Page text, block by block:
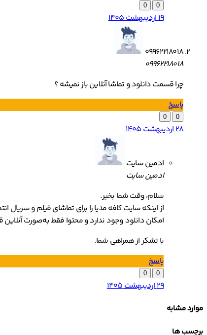
0
0
19 اردیبهشت 1405
09962218018
09962218018
چرا قسمت دانلود و تماشا آنلاین باز نمیشه ؟
پاسخ
0
0
28 اردیبهشت 1405
ادمین سایت
ادمین سایت
سلام، وقت شما بخیر.
از اینکه سایت کافه مدیا را برای تماشای فیلم و سریال
امکان دانلود وجود ندارد و محتوا فقط به‌صورت
با تشکر از همراهی شما.
پاسخ
0
0
29 اردیبهشت 1405
موارد مشابه
برچسب ها